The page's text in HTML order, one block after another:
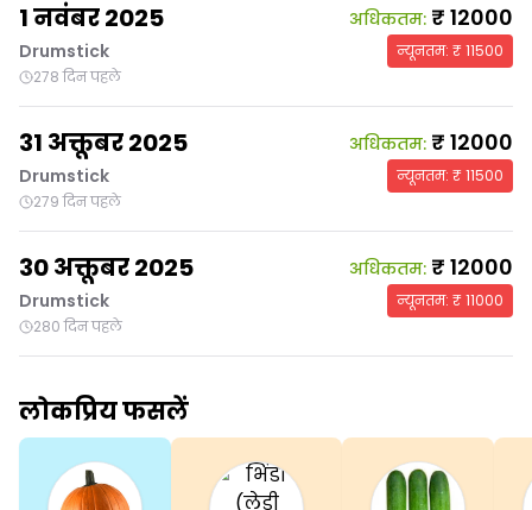
1 नवंबर 2025
Drumstick
278 दिन पहले
अधिकतम: ₹ 12000
न्यूनतम: ₹11500
31 अक्तूबर 2025
Drumstick
279 दिन पहले
अधिकतम: ₹ 12000
न्यूनतम: ₹11500
30 अक्तूबर 2025
Drumstick
280 दिन पहले
अधिकतम: ₹ 12000
न्यूनतम: ₹11000
लोकप्रिय फसलें